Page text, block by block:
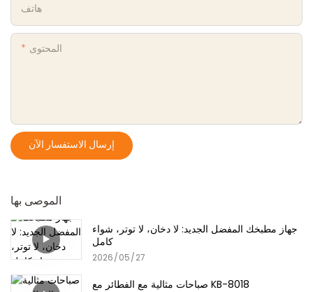
هاتف
المحتوى
إرسال الاستفسار الآن
الموصى بها
جهاز مطبخك المفضل الجديد: لا دخان، لا توتر، شواء
كامل
2026 05 27
صباحات مثالية مع الفطائر مع KB-8018